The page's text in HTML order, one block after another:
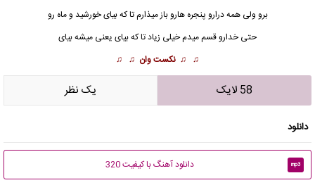
برو ولی همه درارو پنجره هارو باز میذارم تا که بیای خورشید و ماه رو
حتی خدارو قسم میدم خیلی زیاد تا که بیای یعنی میشه بیای
♫ ♫ نکست وان ♫ ♫
58 لایک يک نظر
دانلود
mp3 دانلود آهنگ با کیفیت 320